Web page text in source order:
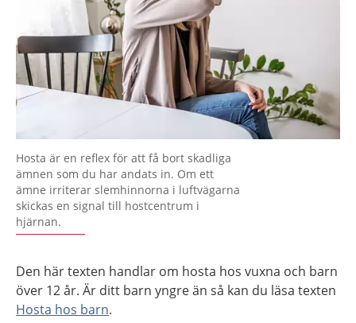
Hosta är en reflex för att få bort skadliga
ämnen som du har andats in. Om ett
ämne irriterar slemhinnorna i luftvägarna
skickas en signal till hostcentrum i
hjärnan.
Den här texten handlar om hosta hos vuxna och barn
över 12 år. Är ditt barn yngre än så kan du läsa texten
Hosta hos barn.